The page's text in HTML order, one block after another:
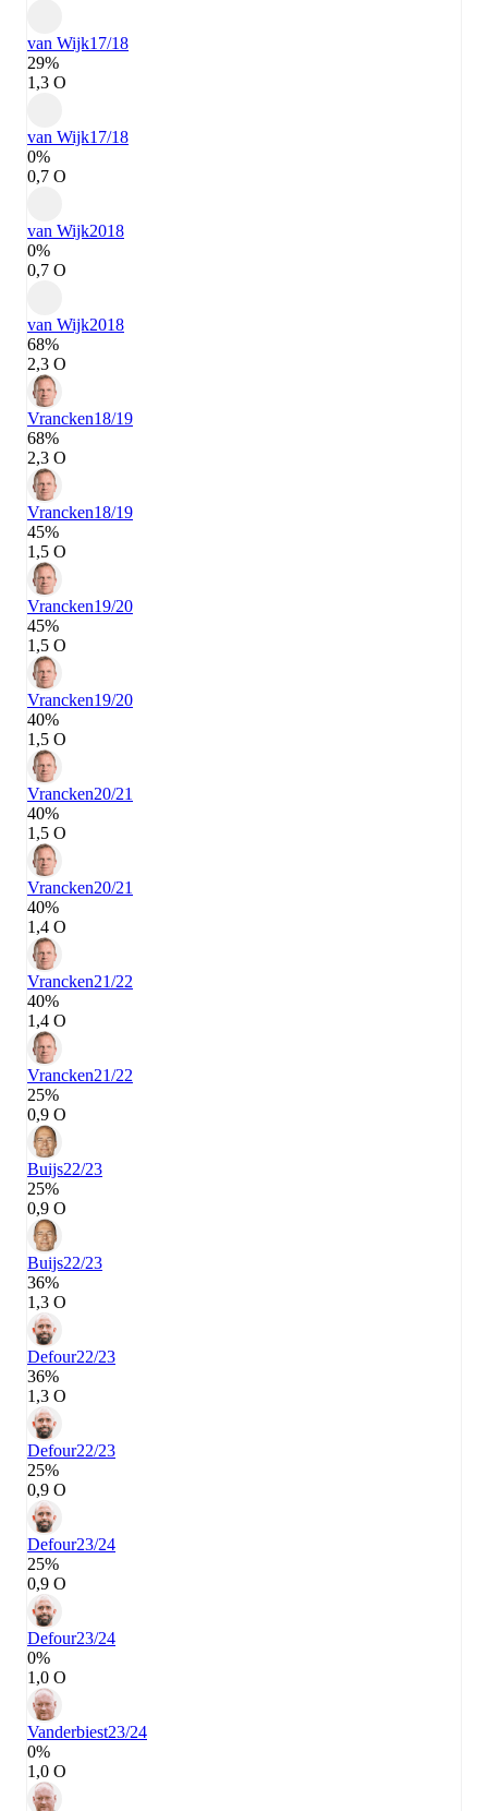
van Wijk17/18
29%
1,3 О
van Wijk17/18
0%
0,7 О
van Wijk2018
0%
0,7 О
van Wijk2018
68%
2,3 О
Vrancken18/19
68%
2,3 О
Vrancken18/19
45%
1,5 О
Vrancken19/20
45%
1,5 О
Vrancken19/20
40%
1,5 О
Vrancken20/21
40%
1,5 О
Vrancken20/21
40%
1,4 О
Vrancken21/22
40%
1,4 О
Vrancken21/22
25%
0,9 О
Buijs22/23
25%
0,9 О
Buijs22/23
36%
1,3 О
Defour22/23
36%
1,3 О
Defour22/23
25%
0,9 О
Defour23/24
25%
0,9 О
Defour23/24
0%
1,0 О
Vanderbiest23/24
0%
1,0 О